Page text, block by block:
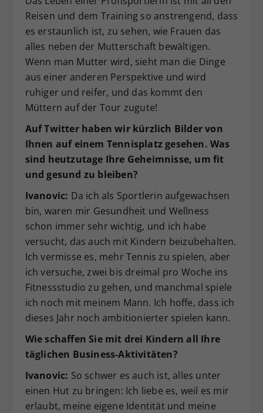
Reisen und dem Training so anstrengend, dass
es erstaunlich ist, zu sehen, wie Frauen das
alles neben der Mutterschaft bewältigen.
Wenn man Mutter wird, sieht man die Dinge
aus einer anderen Perspektive und wird
ruhiger und reifer, und das kommt den
Müttern auf der Tour zugute!
Auf Twitter haben wir kürzlich Bilder von
Ihnen auf einem Tennisplatz gesehen. Was
sind heutzutage Ihre Geheimnisse, um fit
und gesund zu bleiben?
Ivanovic: Da ich als Sportlerin aufgewachsen
bin, waren mir Gesundheit und Wellness
schon immer sehr wichtig, und ich habe
versucht, das auch mit Kindern beizubehalten.
Ich vermisse es, mehr Tennis zu spielen, aber
ich versuche, zwei bis dreimal pro Woche ins
Fitnessstudio zu gehen, und manchmal spiele
ich noch mit meinem Mann. Ich hoffe, dass ich
dieses Jahr noch ambitionierter spielen kann.
Wie schaffen Sie mit drei Kindern all Ihre
täglichen Business-Aktivitäten?
Ivanovic: So schwer es auch ist, alles unter
einen Hut zu bringen: Ich liebe es, weil es mir
erlaubt, meine eigene Identität und meine